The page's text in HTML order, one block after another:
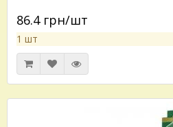
86.4 грн/шт
1 шт